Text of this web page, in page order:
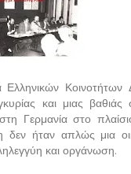
Κοινοτήτων
και μιας βαθιάς
Γερμανία στο
δεν ήταν απλώς μια
και οργάνωση.